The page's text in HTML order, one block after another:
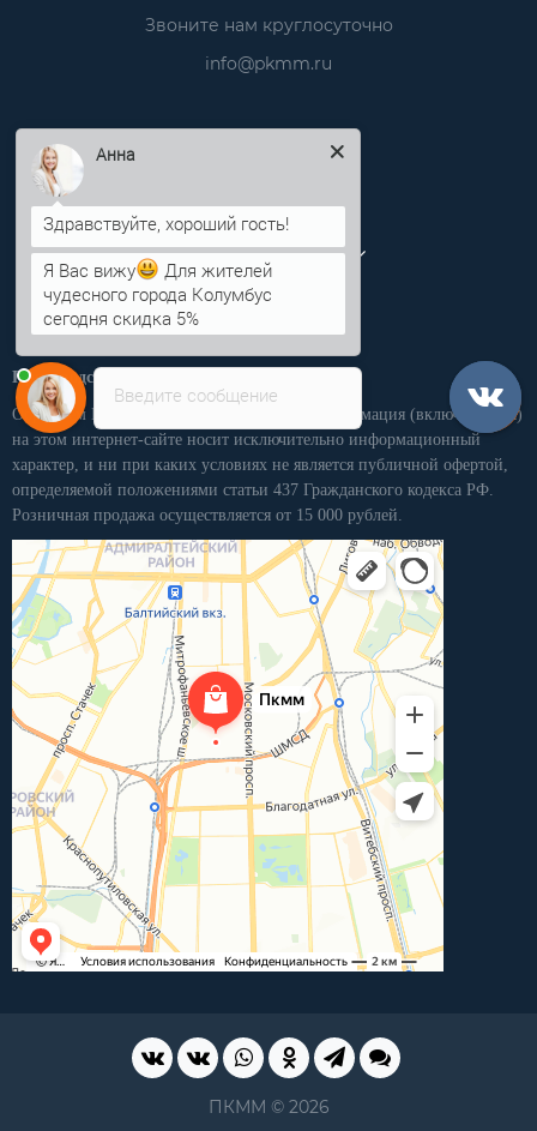
Звоните нам круглосуточно
info@pkmm.ru
Категории
Личный кабинет
Производственная компания «ПКММ»
Обращаем Ваше внимание на то, что вся информация (включая цены)
на этом интернет-сайте носит исключительно информационный
характер, и ни при каких условиях не является публичной офертой,
определяемой положениями статьи 437 Гражданского кодекса РФ.
Розничная продажа осуществляется от 15 000 рублей.
ПКММ © 2026
Введите сообщение
Анна
Я Вас вижу
Для жителей
чудесного города Колумбус
сегодня скидка 5%